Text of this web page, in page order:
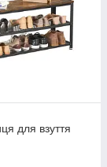
для взуття